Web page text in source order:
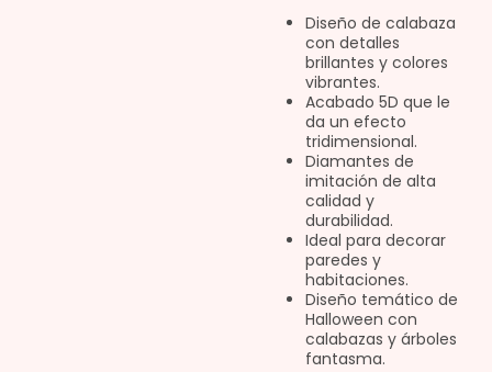
Diseño de calabaza
con detalles
brillantes y colores
vibrantes.
Acabado 5D que le
da un efecto
tridimensional.
Diamantes de
imitación de alta
calidad y
durabilidad.
Ideal para decorar
paredes y
habitaciones.
Diseño temático de
Halloween con
calabazas y árboles
fantasma.